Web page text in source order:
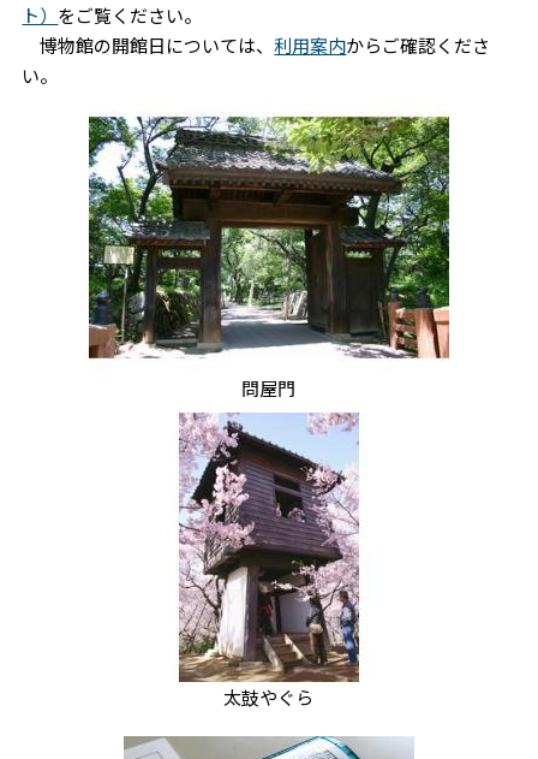
ト） をご覧ください。
博物館の開館日については、利用案内からご確認くださ
い。
問屋門
太鼓やぐら